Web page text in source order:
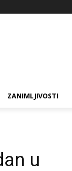
ZANIMLJIVOSTI
u